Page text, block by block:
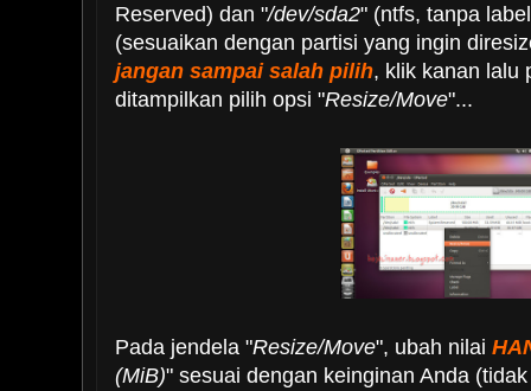
Reserved) dan "/dev/sda2" (ntfs, tanpa
(sesuaikan dengan partisi yang ingin
jangan sampai salah pilih, klik kanan lalu
ditampilkan pilih opsi "Resize/Move"...
Pada jendela "Resize/Move", ubah nilai
(MiB)" sesuai dengan keinginan Anda